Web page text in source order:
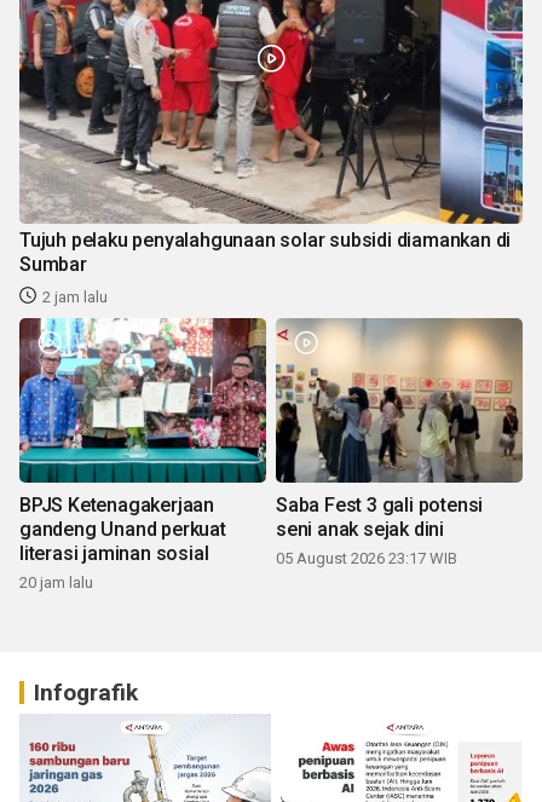
Tujuh pelaku penyalahgunaan solar subsidi diamankan di
Sumbar
2 jam lalu
BPJS Ketenagakerjaan
gandeng Unand perkuat
literasi jaminan sosial
20 jam lalu
Saba Fest 3 gali potensi
seni anak sejak dini
05 August 2026 23:17 WIB
Infografik